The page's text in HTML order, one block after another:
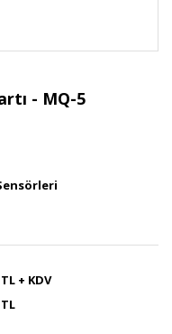
- MQ-5
+ KDV